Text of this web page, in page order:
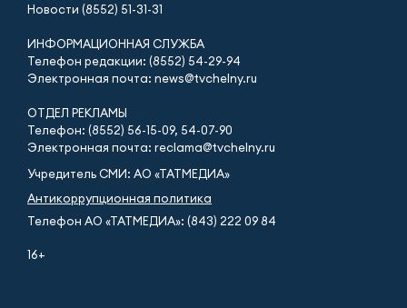
Новости (8552) 51-31-31
ИНФОРМАЦИОННАЯ СЛУЖБА
Телефон редакции: (8552) 54-29-94
Электронная почта: news@tvchelny.ru
ОТДЕЛ РЕКЛАМЫ
Телефон: (8552) 56-15-09, 54-07-90
Электронная почта: reclama@tvchelny.ru
Учредитель СМИ: АО «ТАТМЕДИА»
Антикоррупционная политика
Телефон АО «ТАТМЕДИА»: (843) 222 09 84
16+